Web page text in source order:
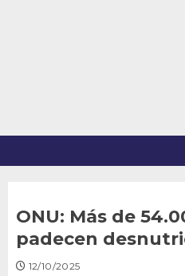
ONU: Más de
padecen
12/10/2025